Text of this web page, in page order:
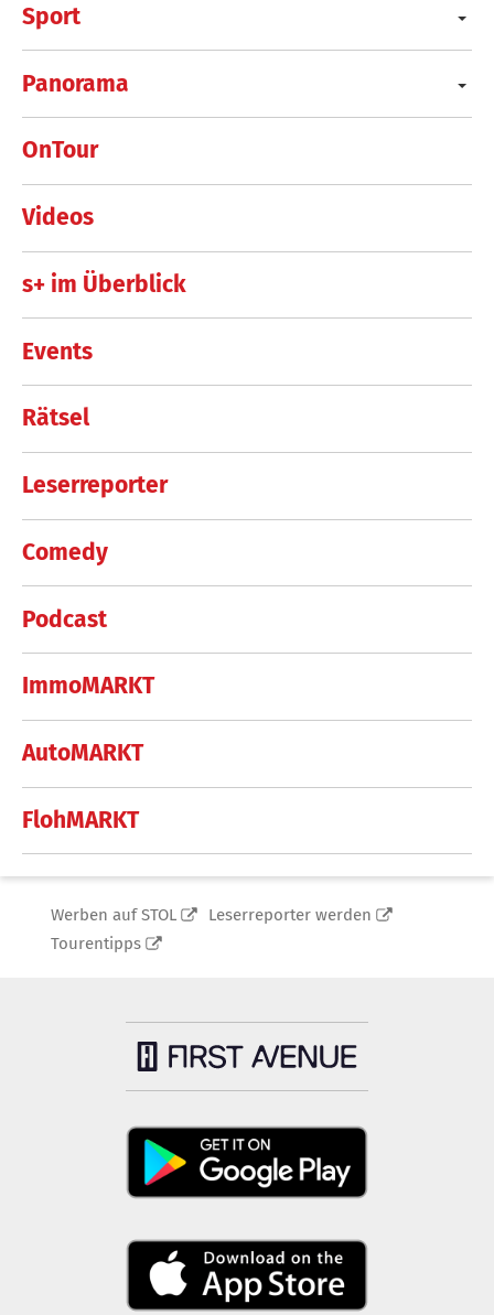
Sport
Panorama
OnTour
Videos
s+ im Überblick
Events
Rätsel
Leserreporter
Comedy
Podcast
ImmoMARKT
AutoMARKT
FlohMARKT
Werben auf STOL
Leserreporter werden
Tourentipps